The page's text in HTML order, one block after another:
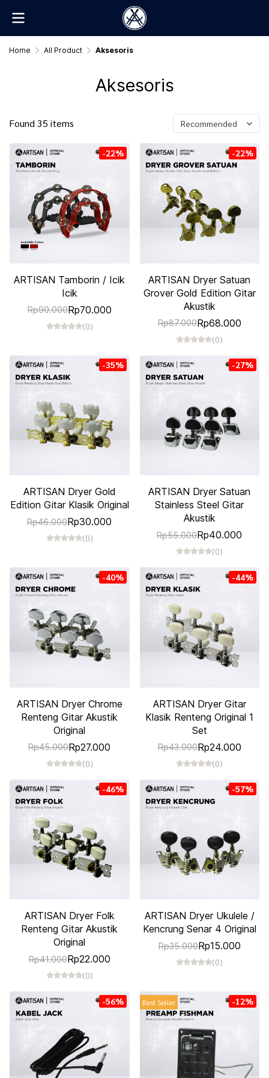
Home All Product Aksesoris
Aksesoris
Found 35 items Recommended
-22%
ARTISAN Tamborin / Icik
Icik
Rp90.000Rp70.000
(0)
-22%
ARTISAN Dryer Satuan
Grover Gold Edition Gitar
Akustik
Rp87.000Rp68.000
(0)
-35%
ARTISAN Dryer Gold
Edition Gitar Klasik Original
Rp46.000Rp30.000
(0)
-27%
ARTISAN Dryer Satuan
Stainless Steel Gitar
Akustik
Rp55.000Rp40.000
(0)
-40%
ARTISAN Dryer Chrome
Renteng Gitar Akustik
Original
Rp45.000Rp27.000
(0)
-44%
ARTISAN Dryer Gitar
Klasik Renteng Original 1
Set
Rp43.000Rp24.000
(0)
-46%
ARTISAN Dryer Folk
Renteng Gitar Akustik
Original
Rp41.000Rp22.000
(0)
-57%
ARTISAN Dryer Ukulele /
Kencrung Senar 4 Original
Rp35.000Rp15.000
(0)
-56% Best Seller -12%